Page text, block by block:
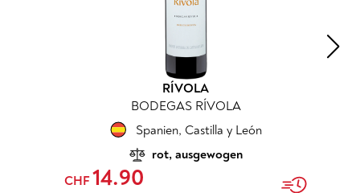
RÍVOLA
BODEGAS RÍVOLA
Spanien, Castilla y León
rot, ausgewogen
CHF 14.90